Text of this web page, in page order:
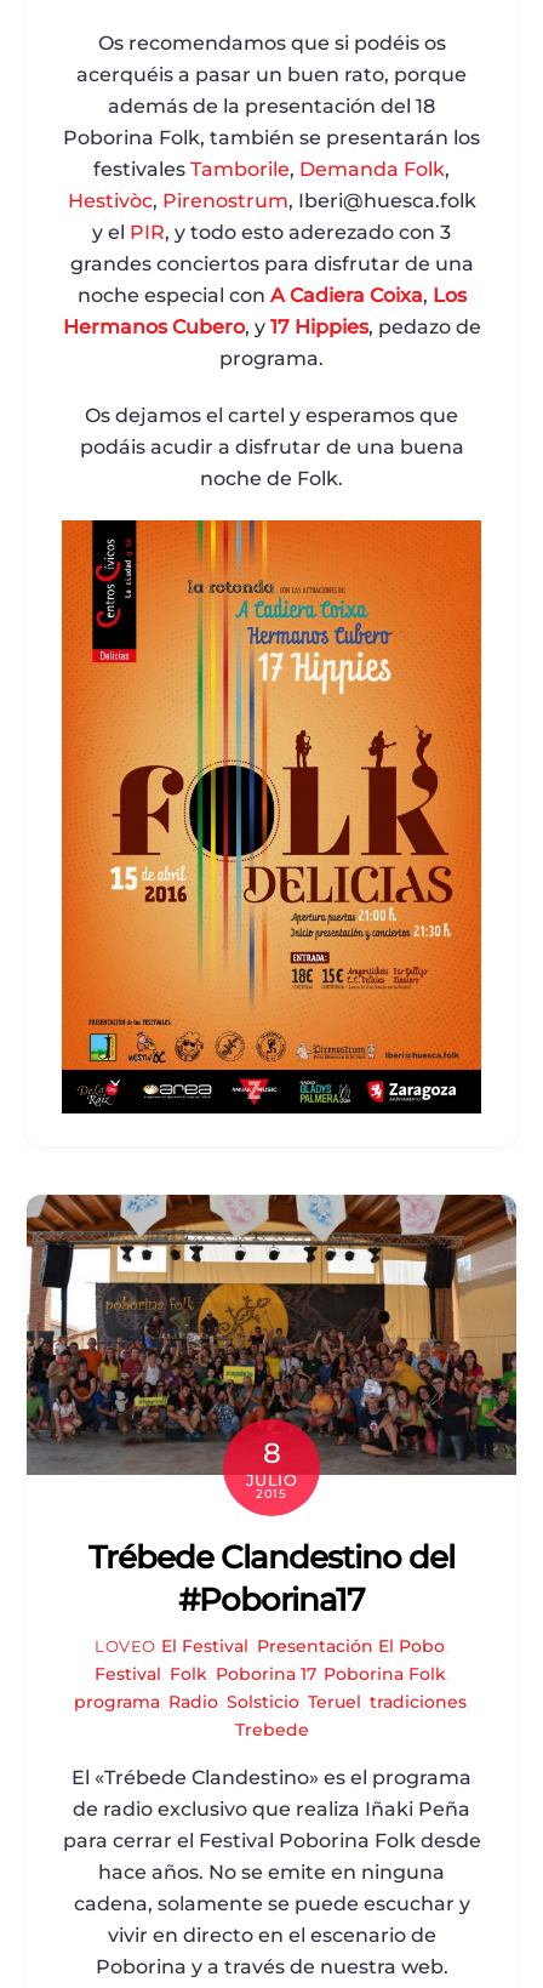
Os recomendamos que si podéis os
acerquéis a pasar un buen rato, porque
además de la presentación del 18
Poborina Folk, también se presentarán los
festivales Tamborile, Demanda Folk,
Hestivòc, Pirenostrum, Iberi@huesca.folk
y el PIR, y todo esto aderezado con 3
grandes conciertos para disfrutar de una
noche especial con A Cadiera Coixa, Los
Hermanos Cubero, y 17 Hippies, pedazo de
programa.
Os dejamos el cartel y esperamos que
podáis acudir a disfrutar de una buena
noche de Folk.
8
JULIO
2015
Trébede Clandestino del
#Poborina17
LOVEO El Festival Presentación El Pobo
Festival Folk, Poborina 17, Poborina Folk,
programa, Radio, Solsticio, Teruel tradiciones,
Trebede
El «Trébede Clandestino» es el programa
de radio exclusivo que realiza Iñaki Peña
para cerrar el Festival Poborina Folk desde
hace años. No se emite en ninguna
cadena, solamente se puede escuchar y
vivir en directo en el escenario de
Poborina y a través de nuestra web.